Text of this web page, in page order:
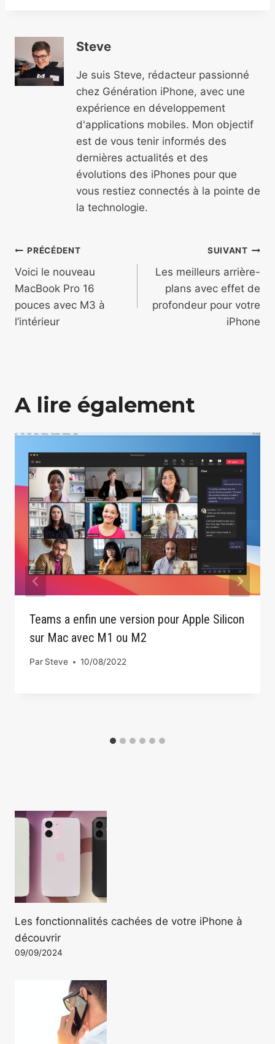
Steve
Je suis Steve, rédacteur passionné
chez Génération iPhone, avec une
expérience en développement
d'applications mobiles. Mon objectif
est de vous tenir informés des
dernières actualités et des
évolutions des iPhones pour que
vous restiez connectés à la pointe de
la technologie.
Navigation
de
l’article
PRÉCÉDENT
Voici le nouveau
MacBook Pro 16
pouces avec M3 à
l’intérieur
SUIVANT
Les meilleurs arrière-
plans avec effet de
profondeur pour votre
iPhone
A lire également
Teams a enfin une version pour Apple Silicon
sur Mac avec M1 ou M2
Par Steve 10/08/2022
Les fonctionnalités cachées de votre iPhone à
découvrir
09/09/2024